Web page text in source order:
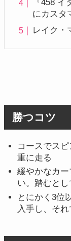
『458
にカスタ
レイク・
勝つコツ
コースでス
重に走る
緩やかなカ
い。踏むと
とにかく3位
入手し、そ